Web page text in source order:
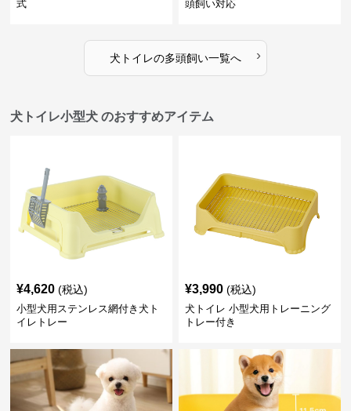
式
頭飼い対応
犬トイレの多頭飼い一覧へ ›
犬トイレ小型犬 のおすすめアイテム
¥4,620 (税込)
小型犬用ステンレス網付き犬ト
イレトレー
¥3,990 (税込)
犬トイレ 小型犬用トレーニング
トレー付き